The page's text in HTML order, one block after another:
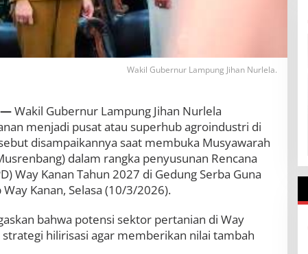
Wakil Gubernur Lampung Jihan Nurlela.
—Wakil Gubernur Lampung Jihan Nurlela
menjadi pusat atau superhub agroindustri di
disampaikannya saat membuka Musyawarah
dalam rangka penyusunan Rencana
Way Kanan Tahun 2027 di Gedung Serba Guna
Kanan, Selasa (10/3/2026).
bahwa potensi sektor pertanian di Way
hilirisasi agar memberikan nilai tambah
BBWS Mesuji Sekampung Pastikan
Pengaman Pantai Mandiri Sejati
Penuhi Standar Mutu